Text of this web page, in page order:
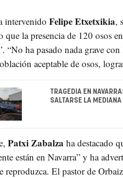
intervenido Felipe Etxetxikia,
que la presencia de 120 osos
“No ha pasado nada grave
aceptable de osos,
TRAGEDIA EN
SALTARSE LA MEDIANA
Patxi Zabalza ha destacado
están en Navarra” y ha
reproduzca. El pastor de